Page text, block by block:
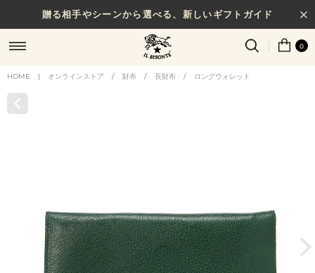
贈る相手やシーンから選べる、新しいギフトガイド
0
HOME | オンラインストア / 財布 / 長財布 / ロングウォレット